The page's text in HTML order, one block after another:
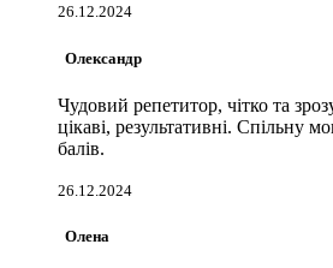
26.12.2024
Олександр
Чудовий репетитор, чітко та
цікаві, результативні. Спільну
балів.
26.12.2024
Олена